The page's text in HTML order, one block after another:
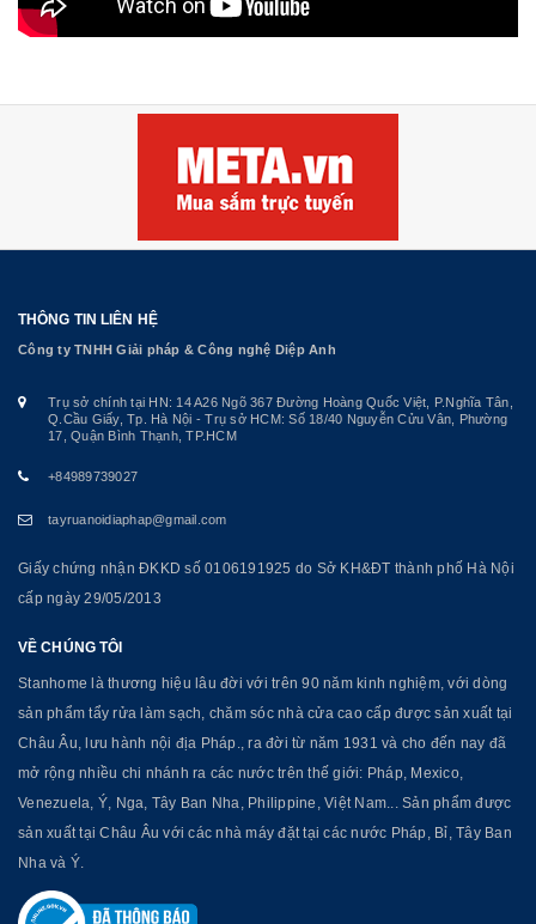
THÔNG TIN LIÊN HỆ
Công ty TNHH Giải pháp & Công nghệ Diệp Anh
Trụ sở chính tại HN: 14 A26 Ngõ 367 Đường Hoàng Quốc Việt, P.Nghĩa Tân,
Q.Cầu Giấy, Tp. Hà Nội - Trụ sở HCM: Số 18/40 Nguyễn Cửu Vân, Phường
17, Quận Bình Thạnh, TP.HCM
+84989739027
tayruanoidiaphap@gmail.com
Giấy chứng nhận ĐKKD số 0106191925 do Sở KH&ĐT thành phố Hà Nội
cấp ngày 29/05/2013
VỀ CHÚNG TÔI
Stanhome là thương hiệu lâu đời với trên 90 năm kinh nghiệm, với dòng
sản phẩm tẩy rửa làm sạch, chăm sóc nhà cửa cao cấp được sản xuất tại
Châu Âu, lưu hành nội địa Pháp., ra đời từ năm 1931 và cho đến nay đã
mở rộng nhiều chi nhánh ra các nước trên thế giới: Pháp, Mexico,
Venezuela, Ý, Nga, Tây Ban Nha, Philippine, Việt Nam... Sản phẩm được
sản xuất tại Châu Âu với các nhà máy đặt tại các nước Pháp, Bỉ, Tây Ban
Nha và Ý.